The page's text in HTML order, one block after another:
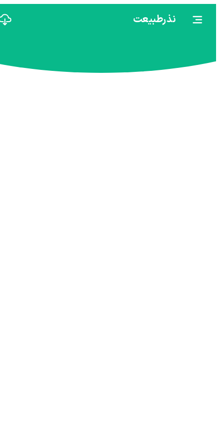
نذرطبیعت